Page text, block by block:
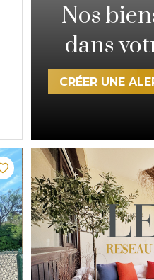
Nos
dans
CRÉER UNE